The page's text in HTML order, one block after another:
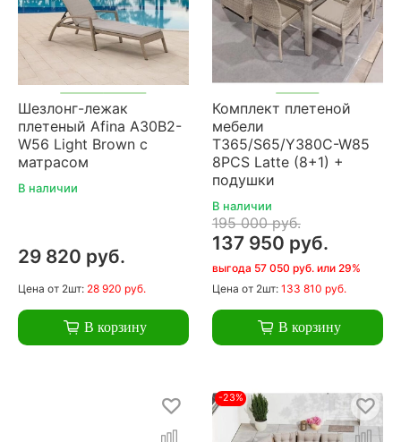
Шезлонг-лежак
плетеный Afina A30B2-
W56 Light Brown с
матрасом
В наличии
29 820 руб.
Цена от 2шт: 28 920 руб.
В корзину
Комплект плетеной
мебели
T365/S65/Y380C-W85
8PCS Latte (8+1) +
подушки
В наличии
195 000 руб.
137 950 руб.
выгода 57 050 руб. или 29%
Цена от 2шт: 133 810 руб.
В корзину
-23%